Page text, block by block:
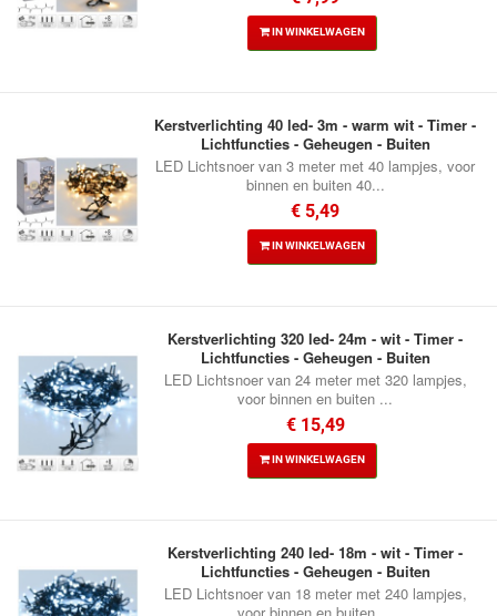
IN WINKELWAGEN
Kerstverlichting 40 led- 3m - warm wit - Timer -
Lichtfuncties - Geheugen - Buiten
LED Lichtsnoer van 3 meter met 40 lampjes, voor
binnen en buiten 40...
€ 5,49
IN WINKELWAGEN
Kerstverlichting 320 led- 24m - wit - Timer -
Lichtfuncties - Geheugen - Buiten
LED Lichtsnoer van 24 meter met 320 lampjes,
voor binnen en buiten ...
€ 15,49
IN WINKELWAGEN
Kerstverlichting 240 led- 18m - wit - Timer -
Lichtfuncties - Geheugen - Buiten
LED Lichtsnoer van 18 meter met 240 lampjes,
voor binnen en buiten ...